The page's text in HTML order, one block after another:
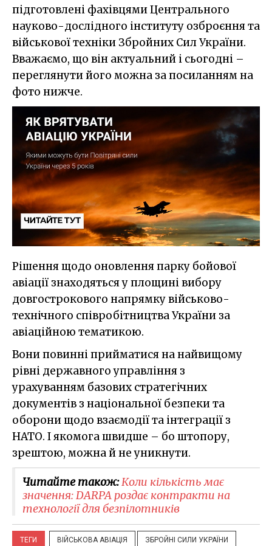
підготовлені фахівцями Центрального
науково-дослідного інституту озброєння та
військової техніки Збройних Сил України.
Вважаємо, що він актуальний і сьогодні –
переглянути його можна за посиланням на
фото нижче.
Рішення щодо оновлення парку бойової
авіації знаходяться у площині вибору
довгострокового напрямку військово-
технічного співробітництва України за
авіаційною тематикою.
Вони повинні прийматися на найвищому
рівні державного управління з
урахуванням базових стратегічних
документів з національної безпеки та
оборони щодо взаємодії та інтеграції з
НАТО. І якомога швидше – бо штопору,
зрештою, можна й не уникнути.
Читайте також:Коли кількість має
значення: DARPA роздає контракти на
технології для безпілотників
ТЕГИ ВІЙСЬКОВА АВІАЦІЯ ЗБРОЙНІ СИЛИ УКРАЇНИ